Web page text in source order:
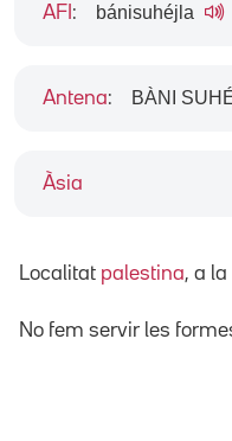
Àsia
AFI : bánisuhéjla
Antena: BÀNI
Localitat palestina, a la
No fem servir les